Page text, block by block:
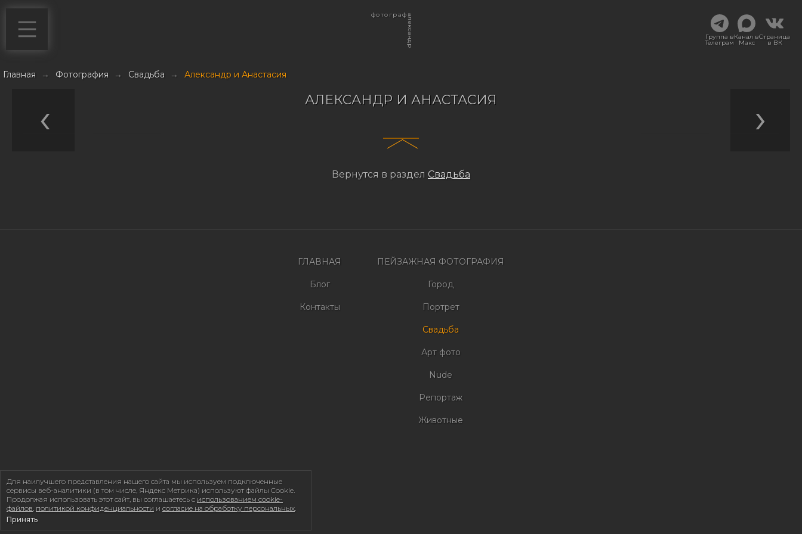
фотографалександр Группа в
Телеграм
Канал в
Макс
Страница
в ВК
Главная → Фотография → Свадьба → Александр и Анастасия
АЛЕКСАНДР И АНАСТАСИЯ
Вернутся в раздел Свадьба
ГЛАВНАЯ
Блог
Контакты
ПЕЙЗАЖНАЯ ФОТОГРАФИЯ
Город
Портрет
Свадьба
Арт фото
Nude
Репортаж
Животные
Для наилучшего представления нашего сайта мы используем подключенные
сервисы веб-аналитики (в том числе, Яндекс Метрика) используют файлы Cookie.
Продолжая использовать этот сайт, вы соглашаетесь с использованием cookie-
файлов, политикой конфиденциальности и согласие на обработку персональных.
Принять